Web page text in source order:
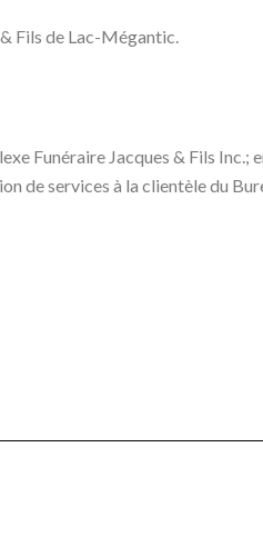
Fils de Lac-Mégantic.
Funéraire Jacques & Fils
de services à la clientèle du